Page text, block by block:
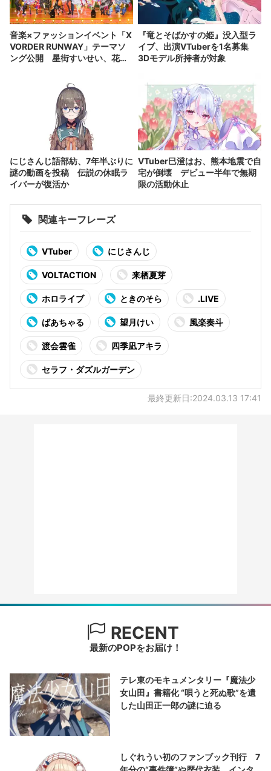
音楽×ファッションイベント「X
VORDER RUNWAY」テーマソ
ング公開 星街すいせい、花譜
『竜とそばかすの姫』没入型ラ
イブ、出演VTuberを1名募集
3Dモデル所持者が対象
にじさんじ語部紡、7年半ぶりに
謎の動画を投稿 伝説の休眠ラ
イバーが復活か
VTuber巳澄はお、熊本地震で自
宅が倒壊 デビュー半年で無期
限の活動休止
関連キーフレーズ
VTuber にじさんじ
VOLTACTION 来栖夏芽
ホロライブ ときのそら .LIVE
ばあちゃる 望月けい 風楽奏斗
渡会雲雀 四季凪アキラ
セラフ・ダズルガーデン
最終更新日:2024.03.13 17:41
RECENT
最新のPOPをお届け！
テレ東のモキュメンタリー『魔法少
女山田』書籍化 “唄うと死ぬ歌”を遺
した山田正一郎の謎に迫る
しぐれうい初のファンブック刊行 7